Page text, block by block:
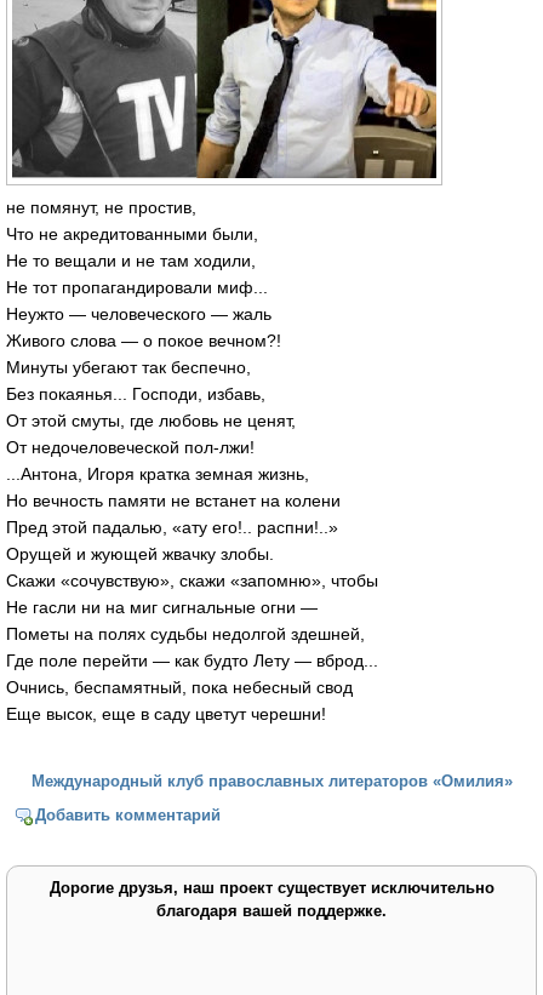
не помянут, не простив,
Что не акредитованными были,
Не то вещали и не там ходили,
Не тот пропагандировали миф...
Неужто — человеческого — жаль
Живого слова — о покое вечном?!
Минуты убегают так беспечно,
Без покаянья... Господи, избавь,
От этой смуты, где любовь не ценят,
От недочеловеческой пол-лжи!
...Антона, Игоря кратка земная жизнь,
Но вечность памяти не встанет на колени
Пред этой падалью, «ату его!.. распни!..»
Орущей и жующей жвачку злобы.
Скажи «сочувствую», скажи «запомню», чтобы
Не гасли ни на миг сигнальные огни —
Пометы на полях судьбы недолгой здешней,
Где поле перейти — как будто Лету — вброд...
Очнись, беспамятный, пока небесный свод
Еще высок, еще в саду цветут черешни!
Международный клуб православных литераторов «Омилия»
Добавить комментарий
Дорогие друзья, наш проект существует исключительно
благодаря вашей поддержке.